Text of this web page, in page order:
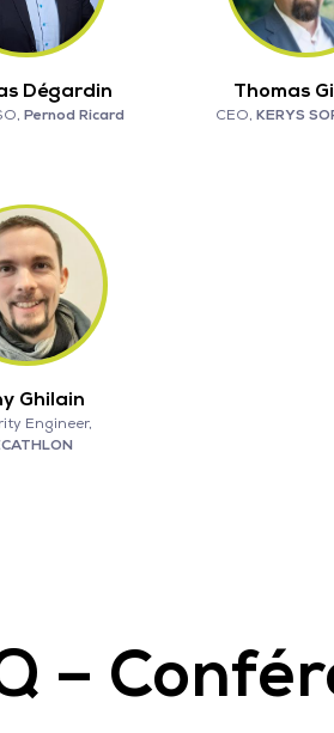
Dégardin
Pernod Ricard
Thomas
CEO, KERYS
Ghilain
Engineer,
–